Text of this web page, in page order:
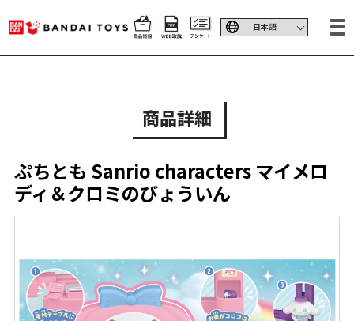
商品詳細
ぷちとも Sanrio characters マイメロ
ディ＆クロミのびょういん